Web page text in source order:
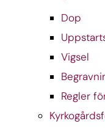
Dop
Vigsel
Regler